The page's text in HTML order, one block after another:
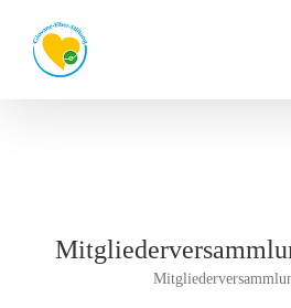
Inhalt
springen